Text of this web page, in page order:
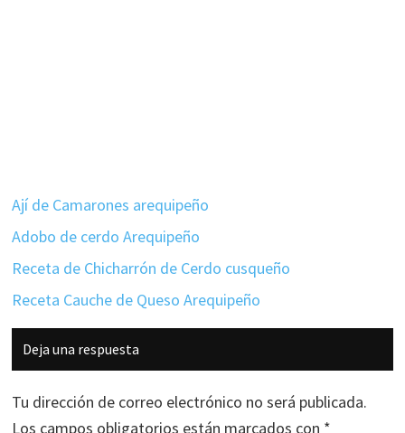
Ají de Camarones arequipeño
Adobo de cerdo Arequipeño
Receta de Chicharrón de Cerdo cusqueño
Receta Cauche de Queso Arequipeño
Interacciones
con
los
Deja una respuesta
Tu dirección de correo electrónico no será publicada.
Los campos obligatorios están marcados con *